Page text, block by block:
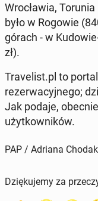
Wro­cła­wia,
było w Rogowie
górach - w
zł).
Tra­ve­list.pl to
re­zer­wa­cyj­ne­go;
Jak podaje,
użyt­kow­ni­ków.
PAP / Adriana
Dziękujemy za